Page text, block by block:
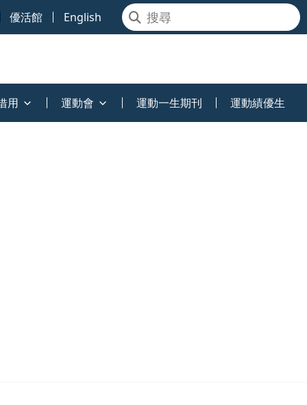
優活館 English
用 運動會 運動一生期刊 運動績優生